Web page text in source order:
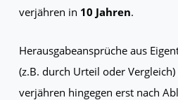
verjähren in 10 Jahren.
Herausgabeansprüche aus
(z.B. durch Urteil oder
verjähren hingegen erst nach